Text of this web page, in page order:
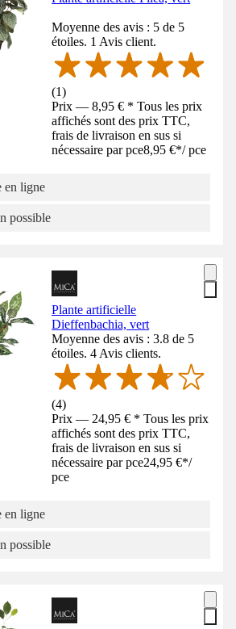
Moyenne des avis : 5 de 5
étoiles. 1 Avis client.
(1)
Prix — 8,95 € * Tous les prix
affichés sont des prix TTC,
frais de livraison en sus si
nécessaire par pce8,95 €*/ pce
en ligne
possible
Plante artificielle
Dieffenbachia, vert
Moyenne des avis : 3.8 de 5
étoiles. 4 Avis clients.
(4)
Prix — 24,95 € * Tous les prix
affichés sont des prix TTC,
frais de livraison en sus si
nécessaire par pce24,95 €*/
pce
en ligne
possible